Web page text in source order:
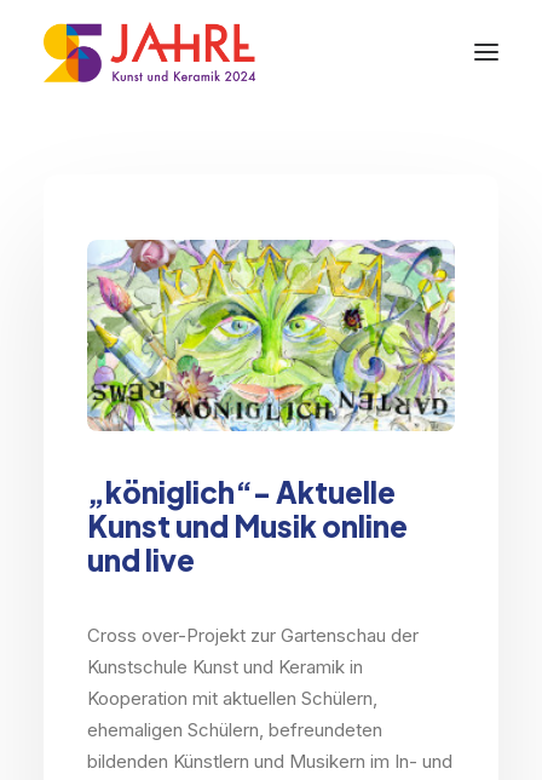
„königlich“- Aktuelle
Kunst und Musik online
und live
Cross over-Projekt zur Gartenschau der
Kunstschule Kunst und Keramik in
Kooperation mit aktuellen Schülern,
ehemaligen Schülern, befreundeten
bildenden Künstlern und Musikern im In- und